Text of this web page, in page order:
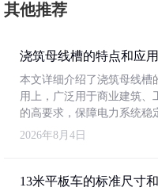
其他推荐
浇筑母线槽的特点和应
本文详细介绍了浇筑母线槽
用上，广泛用于商业建筑、
的高要求，保障电力系统稳
2026年8月4日
13米平板车的标准尺寸